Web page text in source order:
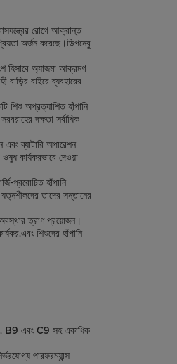
রোগে আক্রান্ত
অর্জন করেছে।ডিপনেবু
হিসাবে অ্যাজমা আক্রমণ
বাড়ির বাইরে ব্যবহারের
শিশু অপ্রত্যাশিত হাঁপানি
দক্ষতা সর্বাধিক
ব্যাটারি অপারেশন
কার্যকরভাবে দেওয়া
প্ররোচিত হাঁপানি
তাদের সন্তানের
ত্রাণ প্রয়োজন।
শিশুদের হাঁপানি
B9 এবং C9 সহ একাধিক
পারফরম্যান্স